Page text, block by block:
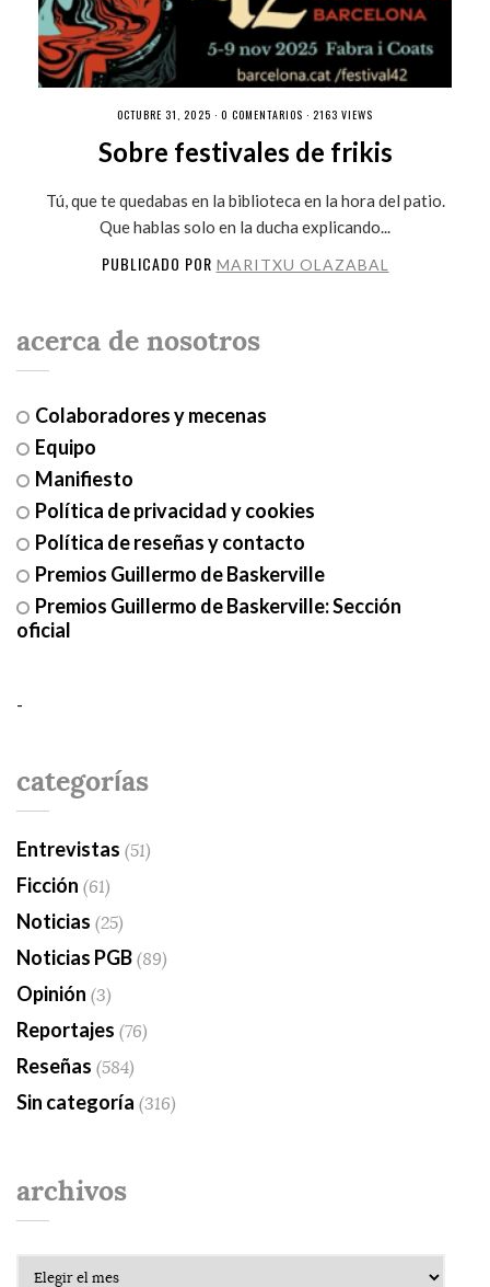
OCTUBRE 31, 2025 · 0 COMENTARIOS · 2163 VIEWS
Sobre festivales de frikis
Tú, que te quedabas en la biblioteca en la hora del patio.
Que hablas solo en la ducha explicando...
PUBLICADO POR MARITXU OLAZABAL
acerca de nosotros
Colaboradores y mecenas
Equipo
Manifiesto
Política de privacidad y cookies
Política de reseñas y contacto
Premios Guillermo de Baskerville
Premios Guillermo de Baskerville: Sección
oficial
-
categorías
Entrevistas (51)
Ficción (61)
Noticias (25)
Noticias PGB(89)
Opinión (3)
Reportajes (76)
Reseñas (584)
Sin categoría (316)
archivos